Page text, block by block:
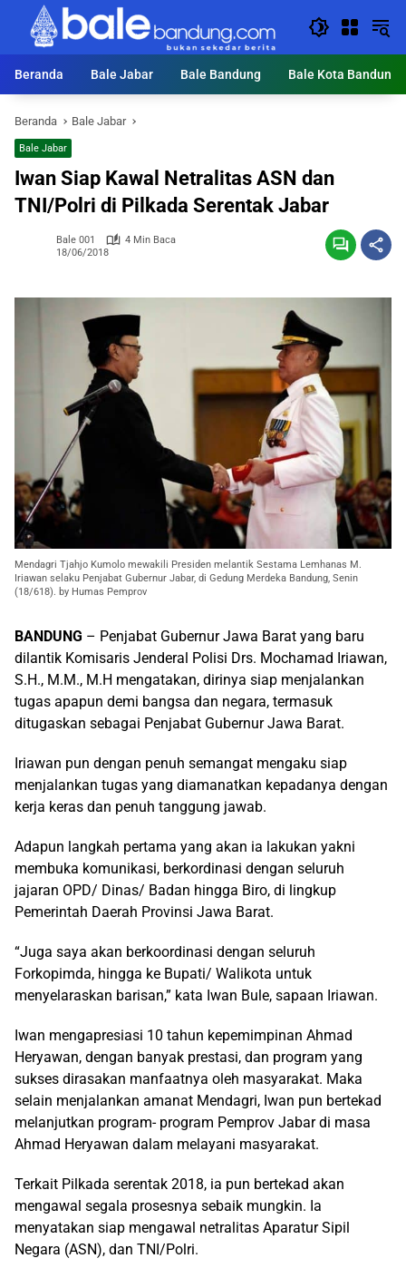
Langsung
konten
Beranda
Bale Jabar Bale Bandung Bale Kota Bandung
Beranda Bale Jabar
Bale Jabar
Iwan Siap Kawal Netralitas ASN dan
TNI/Polri di Pilkada Serentak Jabar
Bale 001
4 Min Baca
18/06/2018
Mendagri Tjahjo Kumolo mewakili Presiden melantik Sestama Lemhanas M.
Iriawan selaku Penjabat Gubernur Jabar, di Gedung Merdeka Bandung, Senin
(18/618). by Humas Pemprov
BANDUNG – Penjabat Gubernur Jawa Barat yang baru
dilantik Komisaris Jenderal Polisi Drs. Mochamad Iriawan,
S.H., M.M., M.H mengatakan, dirinya siap menjalankan
tugas apapun demi bangsa dan negara, termasuk
ditugaskan sebagai Penjabat Gubernur Jawa Barat.
Iriawan pun dengan penuh semangat mengaku siap
menjalankan tugas yang diamanatkan kepadanya dengan
kerja keras dan penuh tanggung jawab.
Adapun langkah pertama yang akan ia lakukan yakni
membuka komunikasi, berkordinasi dengan seluruh
jajaran OPD/ Dinas/ Badan hingga Biro, di lingkup
Pemerintah Daerah Provinsi Jawa Barat.
“Juga saya akan berkoordinasi dengan seluruh
Forkopimda, hingga ke Bupati/ Walikota untuk
menyelaraskan barisan,” kata Iwan Bule, sapaan Iriawan.
Iwan mengapresiasi 10 tahun kepemimpinan Ahmad
Heryawan, dengan banyak prestasi, dan program yang
sukses dirasakan manfaatnya oleh masyarakat. Maka
selain menjalankan amanat Mendagri, Iwan pun bertekad
melanjutkan program- program Pemprov Jabar di masa
Ahmad Heryawan dalam melayani masyarakat.
Terkait Pilkada serentak 2018, ia pun bertekad akan
mengawal segala prosesnya sebaik mungkin. Ia
menyatakan siap mengawal netralitas Aparatur Sipil
Negara (ASN), dan TNI/Polri.